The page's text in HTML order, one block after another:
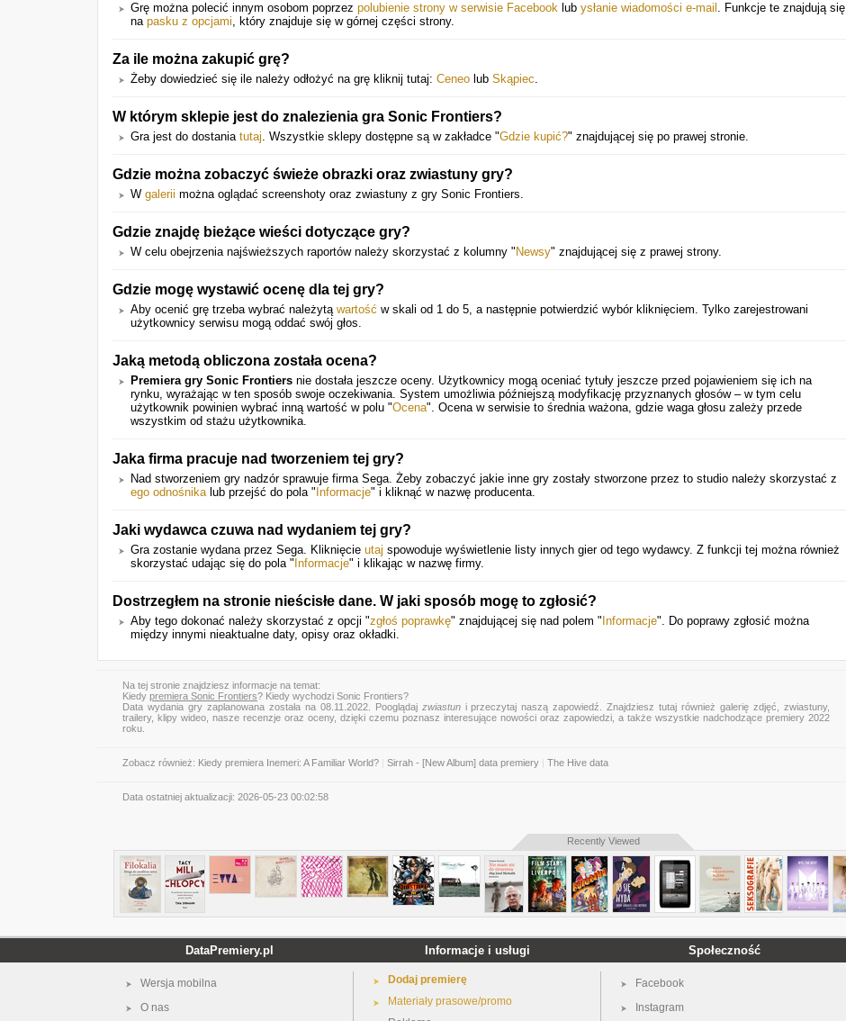
Grę można polecić innym osobom poprzez polubienie strony w serwisie Facebook lub ysłanie wiadomości e-mail . Funkcje te znajdują się
na pasku z opcjami, który znajduje się w górnej części strony.
Za ile można zakupić grę?
Żeby dowiedzieć się ile należy odłożyć na grę kliknij tutaj: Ceneo lub Skąpiec.
W którym sklepie jest do znalezienia gra Sonic Frontiers?
Gra jest do dostania tutaj. Wszystkie sklepy dostępne są w zakładce "Gdzie kupić?" znajdującej się po prawej stronie.
Gdzie można zobaczyć świeże obrazki oraz zwiastuny gry?
W galerii można oglądać screenshoty oraz zwiastuny z gry Sonic Frontiers.
Gdzie znajdę bieżące wieści dotyczące gry?
W celu obejrzenia najświeższych raportów należy skorzystać z kolumny " Newsy" znajdującej się z prawej strony.
Gdzie mogę wystawić ocenę dla tej gry?
Aby ocenić grę trzeba wybrać należytą wartość w skali od 1 do 5, a następnie potwierdzić wybór kliknięciem. Tylko zarejestrowani
użytkownicy serwisu mogą oddać swój głos.
Jaką metodą obliczona została ocena?
Premiera gry Sonic Frontiers nie dostała jeszcze oceny. Użytkownicy mogą oceniać tytuły jeszcze przed pojawieniem się ich na
rynku, wyrażając w ten sposób swoje oczekiwania. System umożliwia późniejszą modyfikację przyznanych głosów – w tym celu
użytkownik powinien wybrać inną wartość w polu "Ocena". Ocena w serwisie to średnia ważona, gdzie waga głosu zależy przede
wszystkim od stażu użytkownika.
Jaka firma pracuje nad tworzeniem tej gry?
Nad stworzeniem gry nadzór sprawuje firma Sega. Żeby zobaczyć jakie inne gry zostały stworzone przez to studio należy skorzystać z
ego odnośnikalub przejść do pola " Informacje" i kliknąć w nazwę producenta.
Jaki wydawca czuwa nad wydaniem tej gry?
Gra zostanie wydana przez Sega. Kliknięcie utaj spowoduje wyświetlenie listy innych gier od tego wydawcy. Z funkcji tej można również
skorzystać udając się do pola " Informacje" i klikając w nazwę firmy.
Dostrzegłem na stronie nieścisłe dane. W jaki sposób mogę to zgłosić?
Aby tego dokonać należy skorzystać z opcji "zgłoś poprawkę" znajdującej się nad polem " Informacje". Do poprawy zgłosić można
między innymi nieaktualne daty, opisy oraz okładki.
Na tej stronie znajdziesz informacje na temat:
Kiedy premiera Sonic Frontiers? Kiedy wychodzi Sonic Frontiers?
Data wydania gry zaplanowana została na 08.11.2022. Pooglądaj zwiastuni przeczytaj naszą zapowiedź. Znajdziesz tutaj również galerię zdjęć, zwiastuny,
trailery, klipy wideo, nasze recenzje oraz oceny, dzięki czemu poznasz interesujące nowości oraz zapowiedzi, a także wszystkie nadchodzące premiery 2022
roku.
Zobacz również: Kiedy premiera Inemeri: A Familiar World? Sirrah - [New Album] data premiery The Hive data
Data ostatniej aktualizacji: 2026-05-23 00:02:58
Recently Viewed
DataPremiery.pl
Wersja mobilna
O nas
Informacje i usługi
Dodaj premierę
Materiały prasowe/promo
Społeczność
Facebook
Instagram